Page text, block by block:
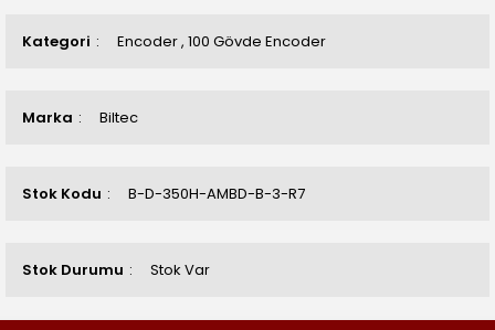
Kategori Encoder, 100 Gövde Encoder
Marka Biltec
Stok Kodu B-D-350H-AMBD-B-3-R7
Stok Durumu Stok Var